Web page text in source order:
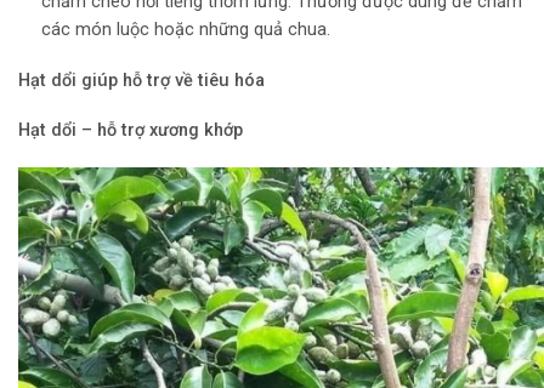
các món luộc hoặc những quả chua.
Hạt dổi giúp hỗ trợ về tiêu hóa
Hạt dổi – hỗ trợ xương khớp